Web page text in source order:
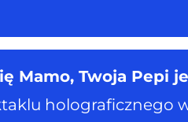
Mamo, Twoja Pepi
holograficznego